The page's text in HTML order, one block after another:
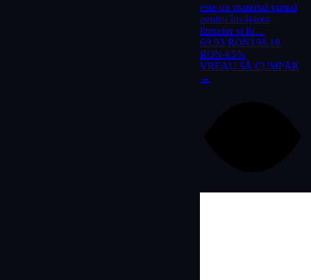
este un material vizual
pentru învățarea
literelor și fo…
69.93 RON198.18
RON-65%
VREAU SĂ CUMPĂR
→